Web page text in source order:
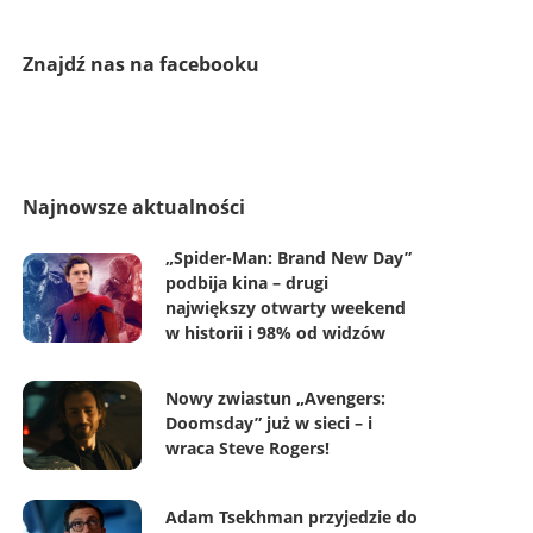
Znajdź nas na facebooku
Najnowsze aktualności
„Spider-Man: Brand New Day”
podbija kina – drugi
największy otwarty weekend
w historii i 98% od widzów
Nowy zwiastun „Avengers:
Doomsday” już w sieci – i
wraca Steve Rogers!
Adam Tsekhman przyjedzie do